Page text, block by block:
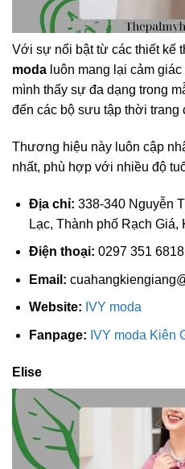
Với sự nổi bật từ các thiết kế
moda luôn mang lại cảm
mình thấy sự đa dạng trong
đến các bộ sưu tập thời trang
Thương hiệu này luôn cập
nhất, phù hợp với nhiều độ
Địa chỉ: 338-340 Nguyễn
Lạc, Thành phố Rạch Giá,
Điện thoại: 0297 351 6818
Email:
Website: IVY moda
Fanpage: IVY moda Kiên
Elise